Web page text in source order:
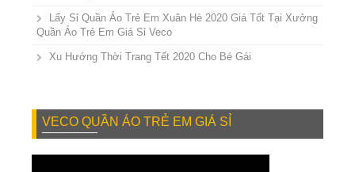
Lấy Sỉ Quần Áo Trẻ Em Xuân Hè 2020 Giá Tốt Tại Xưởng
Quần Áo Trẻ Em Giá Sỉ Veco
Xu Hướng Thời Trang Tết 2020 Cho Bé Gái
VECO QUẦN ÁO TRẺ EM GIÁ SỈ